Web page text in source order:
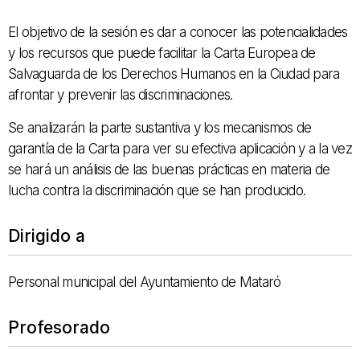
El objetivo de la sesión es dar a conocer las potencialidades
y los recursos que puede facilitar la Carta Europea de
Salvaguarda de los Derechos Humanos en la Ciudad para
afrontar y prevenir las discriminaciones.
Se analizarán la parte sustantiva y los mecanismos de
garantía de la Carta para ver su efectiva aplicación y a la vez
se hará un análisis de las buenas prácticas en materia de
lucha contra la discriminación que se han producido.
Dirigido a
Personal municipal del Ayuntamiento de Mataró
Profesorado